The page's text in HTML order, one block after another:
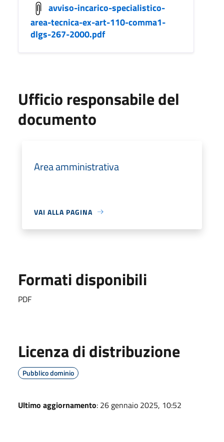
avviso-incarico-specialistico-
area-tecnica-ex-art-110-comma1-
dlgs-267-2000.pdf
Ufficio responsabile del
documento
Area amministrativa
VAI ALLA PAGINA
Formati disponibili
PDF
Licenza di distribuzione
Pubblico dominio
Ultimo aggiornamento: 26 gennaio 2025, 10:52